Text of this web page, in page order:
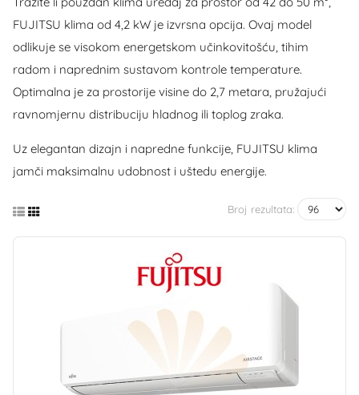
FUJITSU klima od 4,2 kW je izvrsna opcija. Ovaj model
odlikuje se visokom energetskom učinkovitošću, tihim
radom i naprednim sustavom kontrole temperature.
Optimalna je za prostorije visine do 2,7 metara, pružajući
ravnomjernu distribuciju hladnog ili toplog zraka.
Uz elegantan dizajn i napredne funkcije, FUJITSU klima
jamči maksimalnu udobnost i uštedu energije.
Broj rezultata: